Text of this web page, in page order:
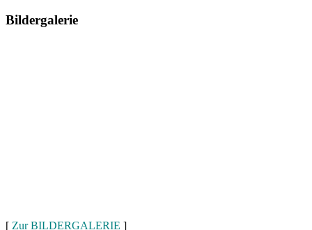
Bildergalerie
[ Zur BILDERGALERIE ]